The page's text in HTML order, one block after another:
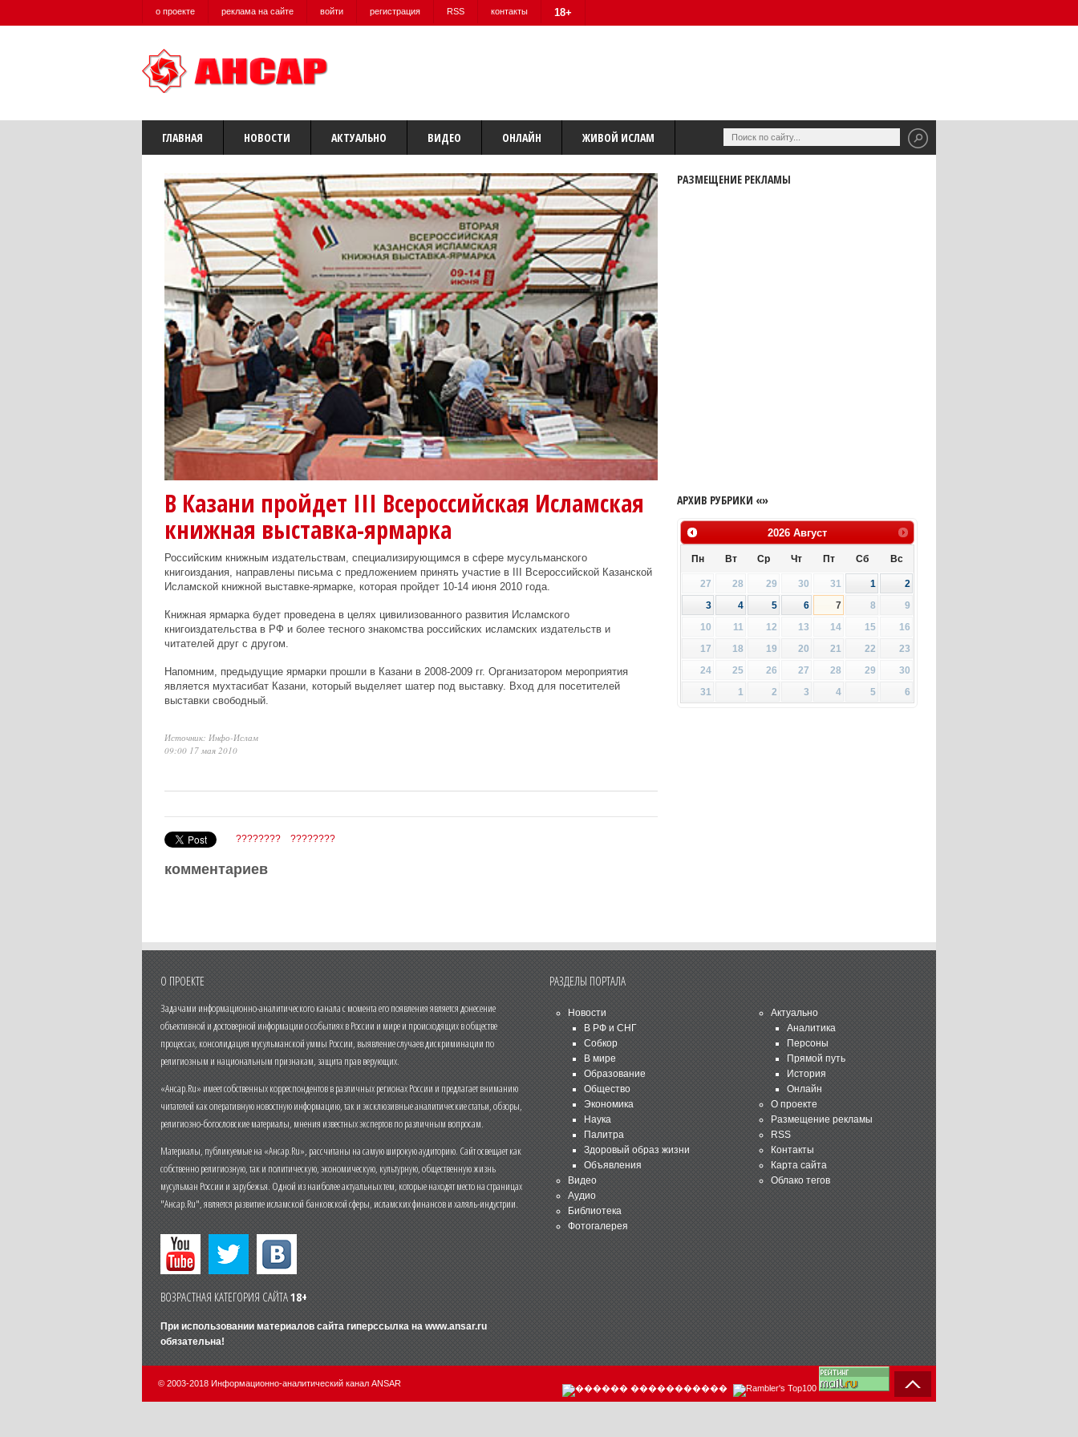
о проекте реклама на сайте войти регистрация RSS контакты 18+
ГЛАВНАЯ НОВОСТИ АКТУАЛЬНО ВИДЕО ОНЛАЙН ЖИВОЙ ИСЛАМ
В Казани пройдет III Всероссийская Исламская
книжная выставка-ярмарка
Российским книжным издательствам, специализирующимся в сфере мусульманского
книгоиздания, направлены письма с предложением принять участие в III Всероссийской Казанской
Исламской книжной выставке-ярмарке, которая пройдет 10-14 июня 2010 года.
Книжная ярмарка будет проведена в целях цивилизованного развития Исламского
книгоиздательства в РФ и более тесного знакомства российских исламских издательств и
читателей друг с другом.
Напомним, предыдущие ярмарки прошли в Казани в 2008-2009 гг. Организатором мероприятия
является мухтасибат Казани, который выделяет шатер под выставку. Вход для посетителей
выставки свободный.
Источник: Инфо-Ислам
09:00 17 мая 2010
???????? ????????
комментариев
РАЗМЕЩЕНИЕ РЕКЛАМЫ
АРХИВ РУБРИКИ «»
2026 Август
Пн Вт Ср Чт Пт Сб Вс
27 28 29 30 31 1
2
3
4 5 6 7 8
9
10
11 12 13 14 15
16
17
18 19 20 21 22
23
24
25 26 27 28 29
30
31
1 2 3 4 5 6
О ПРОЕКТЕ
Задачами информационно-аналитического канала с момента его появления является донесение
объективной и достоверной информации о событиях в России и мире и происходящих в обществе
процессах, консолидация мусульманской уммы России, выявление случаев дискриминации по
религиозным и национальным признакам, защита прав верующих.
«Ансар.Ru» имеет собственных корреспондентов в различных регионах России и предлагает вниманию
читателей как оперативную новостную информацию, так и эксклюзивные аналитические статьи, обзоры,
религиозно-богословские материалы, мнения известных экспертов по различным вопросам.
Материалы, публикуемые на «Ансар.Ru», рассчитаны на самую широкую аудиторию. Сайт освещает как
собственно религиозную, так и политическую, экономическую, культурную, общественную жизнь
мусульман России и зарубежья. Одной из наиболее актуальных тем, которые находят место на страницах
"Ансар.Ru", является развитие исламской банковской сферы, исламских финансов и халяль-индустрии.
ВОЗРАСТНАЯ КАТЕГОРИЯ САЙТА18+
При использовании материалов сайта гиперссылка на www.ansar.ru
обязательна!
РАЗДЕЛЫ ПОРТАЛА
Новости
В РФ и СНГ
Собкор
В мире
Образование
Общество
Экономика
Наука
Палитра
Здоровый образ жизни
Объявления
Видео
Аудио
Библиотека
Фотогалерея
Актуально
Аналитика
Персоны
Прямой путь
История
Онлайн
О проекте
Размещение рекламы
RSS
Контакты
Карта сайта
Облако тегов
© 2003-2018 Информационно-аналитический канал ANSAR